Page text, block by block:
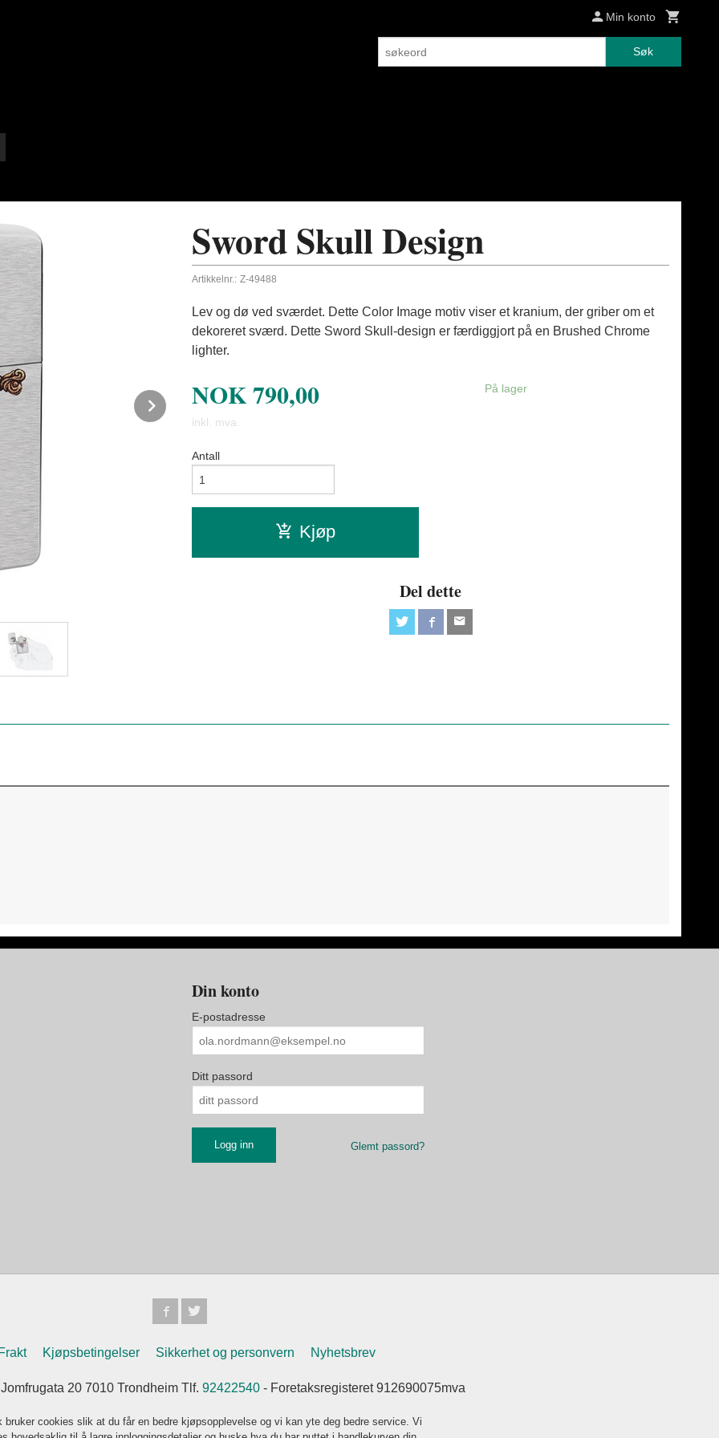
Min konto
Søk
Next
Sword Skull Design
Artikkelnr.: Z-49488
Lev og dø ved sværdet. Dette Color Image motiv viser et kranium, der griber om et
dekoreret sværd. Dette Sword Skull-design er færdiggjort på en Brushed Chrome
lighter.
NOK790,00
inkl. mva.
På lager
Antall
Kjøp
Del dette
Din konto
E-postadresse
Ditt passord
Glemt passord?
Kjøpsbetingelser Sikkerhet og personvern Nyhetsbrev
20 7010 Trondheim Tlf. 92422540- Foretaksregisteret 912690075mva
bruker cookies slik at du får en bedre kjøpsopplevelse og vi kan yte deg bedre service. Vi